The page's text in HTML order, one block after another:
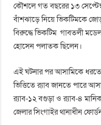
কৌশলে গত বছরের ১৩
বাঁশঝাড়ে নিয়ে ভিকটিমকে
বিরুদ্ধে ভিকটিম গাবতলী
হোসেন পলাতক ছিলেন।
এই ঘটনার পর আসামিকে ধরতে
ভিত্তিতে র‍্যাব জানতে পারে
র‍্যাব-১২ বগুড়া ও র‍্যাব-৪
জেলার সিংগাইর থানাধীন